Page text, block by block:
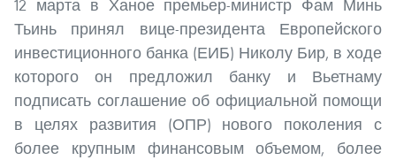
12 марта в Ханое премьер-министр Фам Минь
Тьинь принял вице-президента Европейского
инвестиционного банка (ЕИБ) Николу Бир, в ходе
которого он предложил банку и Вьетнаму
подписать соглашение об официальной помощи
в целях развития (ОПР) нового поколения с
более крупным финансовым объемом, более